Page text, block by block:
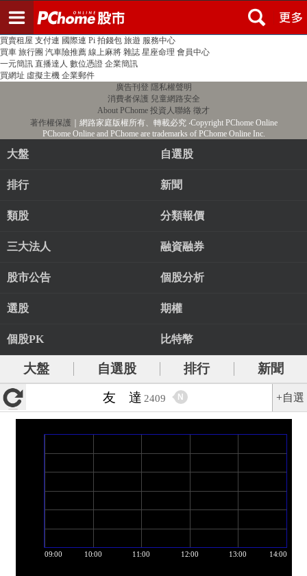
PChome首頁 線上購物 24h購物 書店
買賣租屋 支付連 國際連 Pi 拍錢包 旅遊 服務中心
買車 旅行團 汽車險推薦 線上麻將 雜誌 星座命理 會員中心
一元簡訊 直播達人 數位憑證 企業簡訊
買網址 虛擬主機 企業郵件
廣告刊登 隱私權聲明
消費者保護 兒童網路安全
About PChome 投資人聯絡 徵才
著作權保護 ｜網路家庭版權所有、轉載必究‧Copyright PChome Online
PChome Online and PChome are trademarks of PChome Online Inc.
大盤 自選股
排行 新聞
類股 分類報價
三大法人 融資融券
股市公告 個股分析
選股 期權
個股PK 比特幣
大盤 自選股 排行
新聞
友 達 2409 N +自選